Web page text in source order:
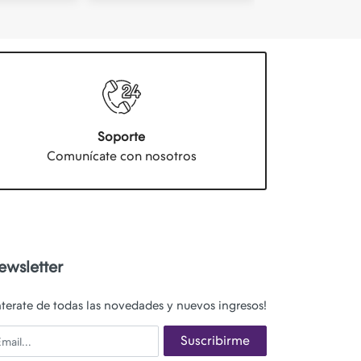
Soporte
Comunícate con nosotros
de todas las novedades y nuevos ingresos!
Suscribirme